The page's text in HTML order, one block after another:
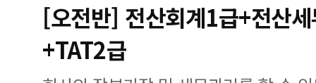
[오전반] 전산회계1급+전산
+TAT2급